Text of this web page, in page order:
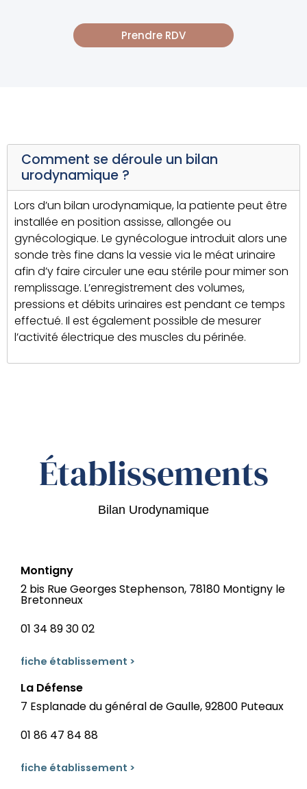
Prendre RDV
Comment se déroule un bilan
urodynamique ?
Lors d’un bilan urodynamique, la patiente peut être
installée en position assisse, allongée ou
gynécologique. Le gynécologue introduit alors une
sonde très fine dans la vessie via le méat urinaire
afin d’y faire circuler une eau stérile pour mimer son
remplissage. L’enregistrement des volumes,
pressions et débits urinaires est pendant ce temps
effectué. Il est également possible de mesurer
l’activité électrique des muscles du périnée.
Établissements
Bilan Urodynamique
Montigny
2 bis Rue Georges Stephenson, 78180 Montigny le
Bretonneux
01 34 89 30 02
fiche établissement >
La Défense
7 Esplanade du général de Gaulle, 92800 Puteaux
01 86 47 84 88
fiche établissement >